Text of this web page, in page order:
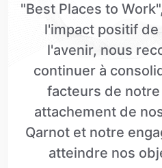
"Best Places to
l'impact positif
l'avenir, nous
continuer à
facteurs de
attachement de
Qarnot et notre
atteindre nos